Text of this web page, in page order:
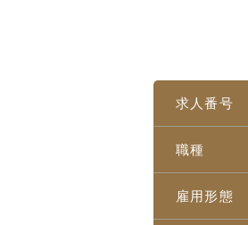
求人番号
職種
雇用形態